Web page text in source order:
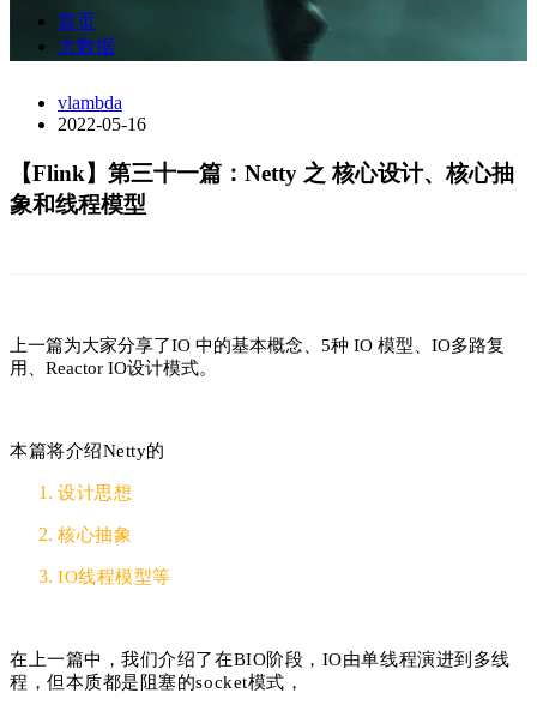
首页
大数据
vlambda
2022-05-16
【Flink】第三十一篇：Netty 之 核心设计、核心抽
象和线程模型
上一篇为大家分享了IO 中的基本概念、5种 IO 模型、IO多路复
用、Reactor IO设计模式。
本篇将介绍Netty的
设计思想
核心抽象
IO线程模型等
在上一篇中，我们介绍了在BIO阶段，IO由单线程演进到多线
程，但本质都是阻塞的socket模式，